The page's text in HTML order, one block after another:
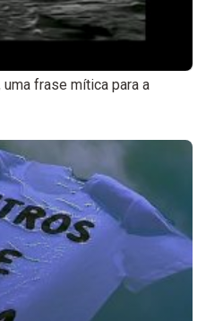
frase mítica para a